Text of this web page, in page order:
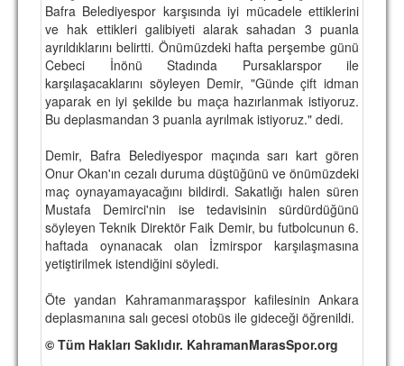
MULTİMEDYA
FOTOĞRAF & VİDEOLAR
MARŞ & TEZAHÜRATLAR
KULÜP
AMBLEM
SPOR TESİSLERİ
YÖNETİM KURULU
PERSONEL
SPONSORLAR
TARİHÇE
Bafra Belediyespor karşısında iyi mücadele ettiklerini
ve hak ettikleri galibiyeti alarak sahadan 3 puanla
ayrıldıklarını belirtti. Önümüzdeki hafta perşembe günü
Cebeci İnönü Stadında Pursaklarspor ile
karşılaşacaklarını söyleyen Demir, "Günde çift idman
yaparak en iyi şekilde bu maça hazırlanmak istiyoruz.
Bu deplasmandan 3 puanla ayrılmak istiyoruz." dedi.
Demir, Bafra Belediyespor maçında sarı kart gören
Onur Okan'ın cezalı duruma düştüğünü ve önümüzdeki
maç oynayamayacağını bildirdi. Sakatlığı halen süren
Mustafa Demirci'nin ise tedavisinin sürdürdüğünü
söyleyen Teknik Direktör Faik Demir, bu futbolcunun 6.
haftada oynanacak olan İzmirspor karşılaşmasına
yetiştirilmek istendiğini söyledi.
Öte yandan Kahramanmaraşspor kafilesinin Ankara
deplasmanına salı gecesi otobüs ile gideceği öğrenildi.
© Tüm Hakları Saklıdır. KahramanMarasSpor.org